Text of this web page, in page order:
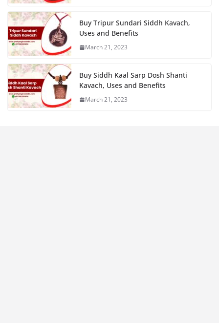
Buy Tripur Sundari Siddh Kavach,
Uses and Benefits
March 21, 2023
Buy Siddh Kaal Sarp Dosh Shanti
Kavach, Uses and Benefits
March 21, 2023